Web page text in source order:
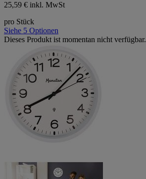
25,59 € inkl. MwSt
pro Stück
Siehe 5 Optionen
Dieses Produkt ist momentan nicht verfügbar.